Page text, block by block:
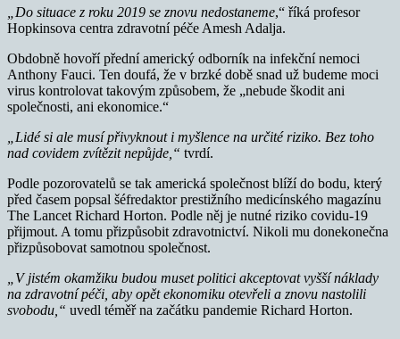
„Do situace z roku 2019 se znovu nedostaneme,“ říká profesor
Hopkinsova centra zdravotní péče Amesh Adalja.
Obdobně hovoří přední americký odborník na infekční nemoci
Anthony Fauci. Ten doufá, že v brzké době snad už budeme moci
virus kontrolovat takovým způsobem, že „nebude škodit ani
společnosti, ani ekonomice.“
„Lidé si ale musí přivyknout i myšlence na určité riziko. Bez toho
nad covidem zvítězit nepůjde,“ tvrdí.
Podle pozorovatelů se tak americká společnost blíží do bodu, který
před časem popsal šéfredaktor prestižního medicínského magazínu
The Lancet Richard Horton. Podle něj je nutné riziko covidu-19
přijmout. A tomu přizpůsobit zdravotnictví. Nikoli mu donekonečna
přizpůsobovat samotnou společnost.
„V jistém okamžiku budou muset politici akceptovat vyšší náklady
na zdravotní péči, aby opět ekonomiku otevřeli a znovu nastolili
svobodu,“ uvedl téměř na začátku pandemie Richard Horton.